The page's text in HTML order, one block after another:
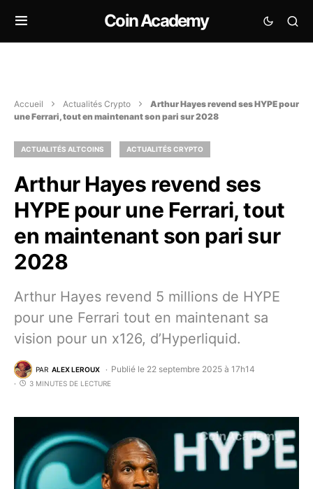
Coin Academy
Accueil Actualités Crypto
Arthur Hayes revend ses HYPE pour
une Ferrari, tout en maintenant son pari sur 2028
ACTUALITÉS ALTCOINS ACTUALITÉS CRYPTO
Arthur Hayes revend ses
HYPE pour une Ferrari, tout
en maintenant son pari sur
2028
Arthur Hayes revend 5 millions de HYPE
pour une Ferrari tout en maintenant sa
vision pour un x126, d’Hyperliquid.
PAR ALEX LEROUX Publié le 22 septembre 2025 à 17h14
3 MINUTES DE LECTURE